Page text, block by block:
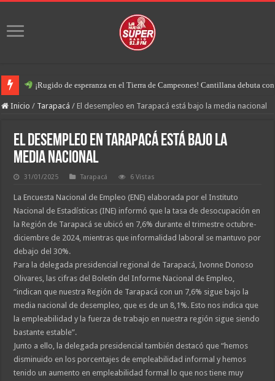
¡Rugido de esperanza en el Tierra de Campeones! Cantillana debuta
Inicio / Tarapacá / El desempleo en Tarapacá está bajo la media nacional
El desempleo en Tarapacá está bajo la
media nacional
31/01/2025 Tarapacá 6 Vistas
La Encuesta Nacional de Empleo (ENE) elaborada por el Instituto
Nacional de Estadísticas (INE) informó que la tasa de desocupación en
la Región de Tarapacá se ubicó en 7,6% durante el trimestre octubre-
diciembre de 2024, mientras que informalidad laboral se mantuvo por
debajo del 30%.
Para la delegada presidencial regional de Tarapacá, Ivonne Donoso
Olivares, las cifras del Boletín del Informe Nacional de Empleo,
“indican que nuestra Región de Tarapacá con un 7,6% sigue bajo la
media nacional de desempleo, que es de un 8,1%. Esto nos indica que
la empleabilidad y la fuerza de trabajo en nuestra región sigue siendo
bastante estable”.
Junto a ello, la delegada presidencial también destacó que “hemos
disminuido en los porcentajes de empleabilidad informal y hemos
tenido un aumento en empleabilidad formal lo que nos tiene muy